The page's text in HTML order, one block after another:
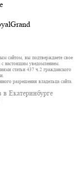
сайтом, вы подтверждаете свое
с настоящим уведомлением.
статьи 437 ч.2 гражданского
разрешения владельца сайта.
Екатеринбурге